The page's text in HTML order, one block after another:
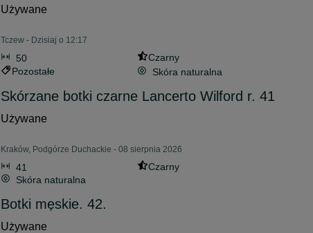
Używane
Tczew - Dzisiaj o 12:17
50
Czarny
Pozostałe
Skóra naturalna
Skórzane botki czarne Lancerto Wilford r. 41
Używane
Kraków, Podgórze Duchackie - 08 sierpnia 2026
41
Czarny
Skóra naturalna
Botki męskie. 42.
Używane